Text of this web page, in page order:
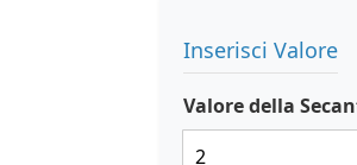
Inserisci Valore
Valore della